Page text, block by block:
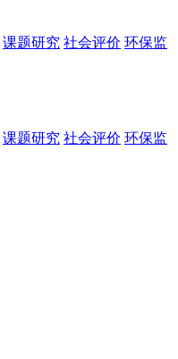
课题研究 社会评价 环保监
课题研究 社会评价 环保监